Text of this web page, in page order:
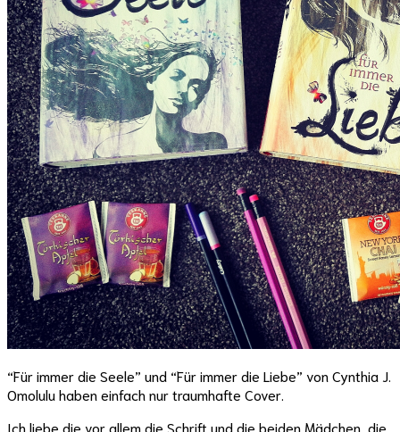
“Für immer die Seele” und “Für immer die Liebe” von Cynthia J.
Omolulu haben einfach nur traumhafte Cover.
Ich liebe die vor allem die Schrift und die beiden Mädchen, die